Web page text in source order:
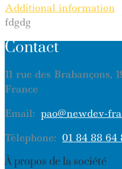
Additional information
fdgdg
Contact
11 rue des Brabançons,
France
Email: pao@newdev-
Télephone: 01 84 88 64
À propos de la société